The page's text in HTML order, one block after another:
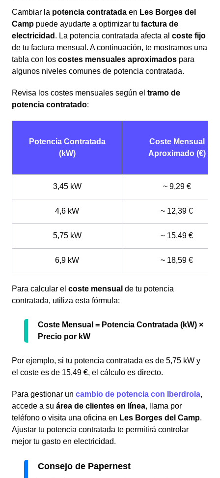
Cambiar la potencia contratada en Les Borges del
Camp puede ayudarte a optimizar tu factura de
electricidad . La potencia contratada afecta al coste fijo
de tu factura mensual. A continuación, te mostramos una
tabla con los costes mensuales aproximados para
algunos niveles comunes de potencia contratada.
Revisa los costes mensuales según el tramo de
potencia contratado:
Potencia Contratada
(kW)
Coste Mensual
Aproximado (€)
3,45 kW ~ 9,29 €
4,6 kW ~ 12,39 €
5,75 kW ~ 15,49 €
6,9 kW ~ 18,59 €
Para calcular el coste mensual de tu potencia
contratada, utiliza esta fórmula:
Coste Mensual = Potencia Contratada (kW) ×
Precio por kW
Por ejemplo, si tu potencia contratada es de 5,75 kW y
el coste es de 15,49 €, el cálculo es directo.
Para gestionar un cambio de potencia con Iberdrola,
accede a su área de clientes en línea, llama por
teléfono o visita una oficina en Les Borges del Camp.
Ajustar tu potencia contratada te permitirá controlar
mejor tu gasto en electricidad.
Consejo de Papernest